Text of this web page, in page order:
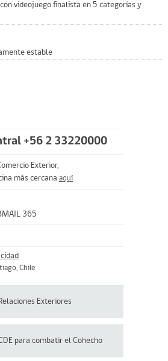
videojuego finalista en 5 categorías y
estable
+56 2 33220000
Exterior,
más cercana aquí
365
Chile
Exteriores
para combatir el Cohecho